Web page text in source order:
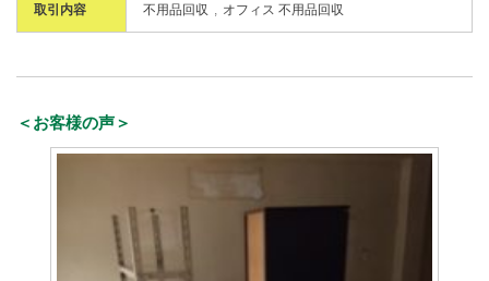
取引内容 不用品回収 オフィス 不用品回収
＜お客様の声＞